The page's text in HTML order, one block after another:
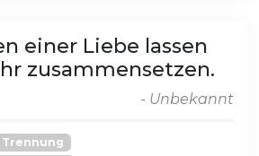
einer Liebe lassen
zusammensetzen.
- Unbekannt